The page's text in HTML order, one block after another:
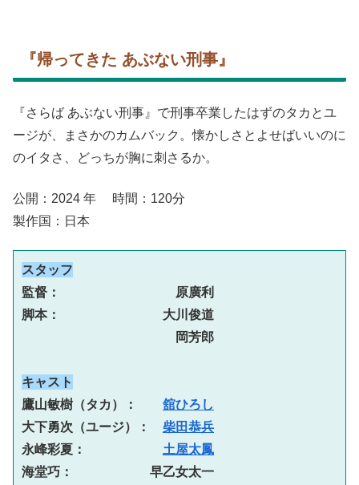
『帰ってきた あぶない刑事』
『さらば あぶない刑事』で刑事卒業したはずのタカとユ
ージが、まさかのカムバック。懐かしさとよせばいいのに
のイタさ、どっちが胸に刺さるか。
公開：2024 年 時間：120分
製作国：日本
スタッフ
監督：　　　　　　　　　原廣利
脚本：　　　　　　　　大川俊道
岡芳郎
キャスト
鷹山敏樹（タカ）： 舘ひろし
大下勇次（ユージ）： 柴田恭兵
永峰彩夏： 土屋太鳳
海堂巧：　　　　　　早乙女太一